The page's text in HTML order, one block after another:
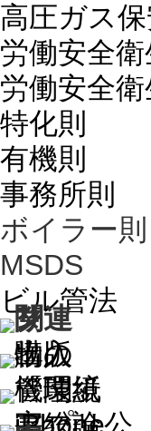
高圧ガス
労働安全
労働安全
特化則
有機則
事務所則
ボイラー則
MSDS
ビル管法